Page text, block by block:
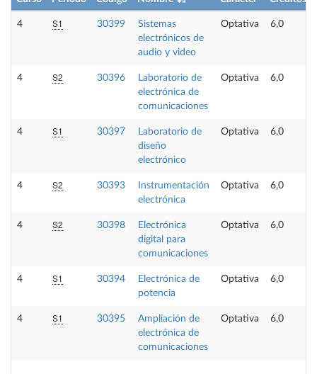
4 S1 30399
Sistemas
electrónicos de
audio y video
Optativa 6,0
4 S2 30396
Laboratorio de
electrónica de
comunicaciones
Optativa 6,0
4 S1 30397
Laboratorio de
diseño
electrónico
Optativa 6,0
4 S2 30393
Instrumentación
electrónica
Optativa 6,0
4 S2 30398
Electrónica
digital para
comunicaciones
Optativa 6,0
4 S1 30394
Electrónica de
potencia
Optativa 6,0
4 S1 30395
Ampliación de
electrónica de
comunicaciones
Optativa 6,0